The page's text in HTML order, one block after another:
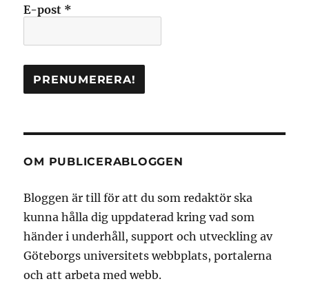
E-post *
OM PUBLICERABLOGGEN
Bloggen är till för att du som redaktör ska
kunna hålla dig uppdaterad kring vad som
händer i underhåll, support och utveckling av
Göteborgs universitets webbplats, portalerna
och att arbeta med webb.